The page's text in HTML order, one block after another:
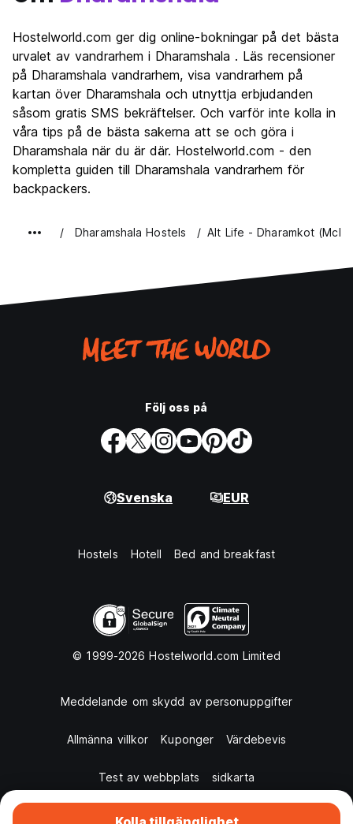
Hostelworld.com ger dig online-bokningar på det bästa
urvalet av vandrarhem i Dharamshala . Läs recensioner
på Dharamshala vandrarhem, visa vandrarhem på
kartan över Dharamshala och utnyttja erbjudanden
såsom gratis SMS bekräftelser. Och varför inte kolla in
våra tips på de bästa sakerna att se och göra i
Dharamshala när du är där. Hostelworld.com - den
kompletta guiden till Dharamshala vandrarhem för
backpackers.
Dharamshala Hostels Alt Life - Dharamkot
Följ oss på
Svenska EUR
Hostels Hotell Bed and breakfast
© 1999-2026 Hostelworld.com Limited
Meddelande om skydd av personuppgifter
Allmänna villkor Kuponger Värdebevis
Test av webbplats sidkarta